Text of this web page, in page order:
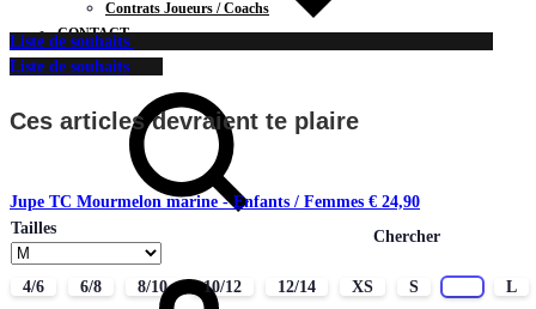
Contrats Joueurs / Coachs
CONTACT
Chercher
Liste de souhaits
Liste de souhaits
Ces articles devraient te plaire
Jupe TC Mourmelon marine - Enfants / Femmes € 24,90
Tailles
4/6 6/8 8/10 10/12 12/14 XS S
L